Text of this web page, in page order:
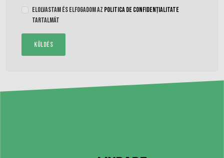
Elolvastam és elfogadom az Politica de confidențialitate
tartalmát
KÜLDÉS